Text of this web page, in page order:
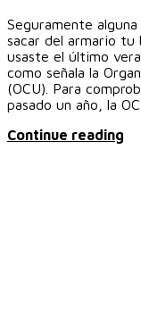
Seguramente
sacar del armario tu
usaste el último
como señala la
(OCU). Para
pasado un año, la
Continue reading